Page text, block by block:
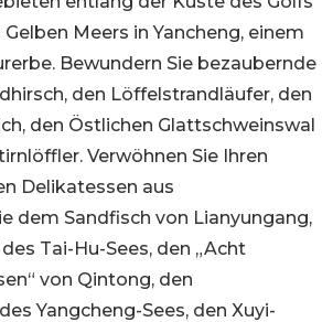
Meers in Yancheng, einem
Bewundern Sie bezaubernde
den Löffelstrandläufer, den
den Östlichen Glattschweinswal
Verwöhnen Sie Ihren
Delikatessen aus
dem Sandfisch von Lianyungang,
Tai-Hu-Sees, den „Acht
von Qintong, den
Yangcheng-Sees, den Xuyi-